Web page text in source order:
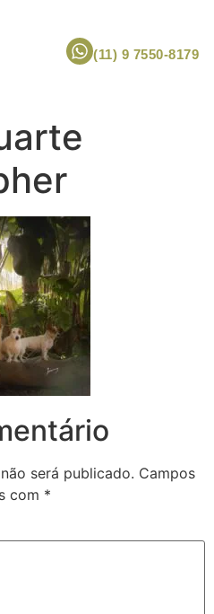
(11) 9 7550-8179
será publicado. Campos
com *